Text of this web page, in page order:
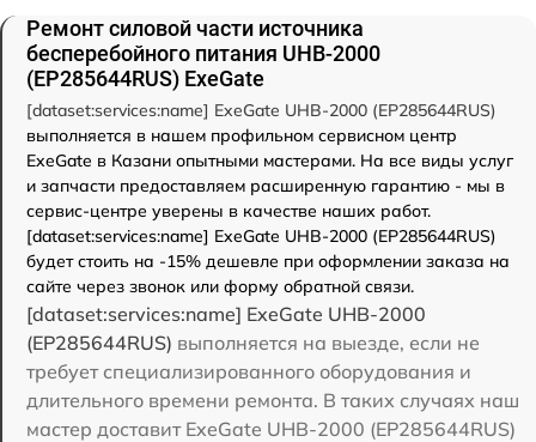
Ремонт силовой части источника
бесперебойного питания UHB-2000
(EP285644RUS) ExeGate
[dataset:services:name] ExeGate UHB-2000 (EP285644RUS)
выполняется в нашем профильном сервисном центр
ExeGate в Казани опытными мастерами. На все виды услуг
и запчасти предоставляем расширенную гарантию - мы в
сервис-центре уверены в качестве наших работ.
[dataset:services:name] ExeGate UHB-2000 (EP285644RUS)
будет стоить на -15% дешевле при оформлении заказа на
сайте через звонок или форму обратной связи.
[dataset:services:name] ExeGate UHB-2000
(EP285644RUS) выполняется на выезде, если не
требует специализированного оборудования и
длительного времени ремонта. В таких случаях наш
мастер доставит ExeGate UHB-2000 (EP285644RUS)